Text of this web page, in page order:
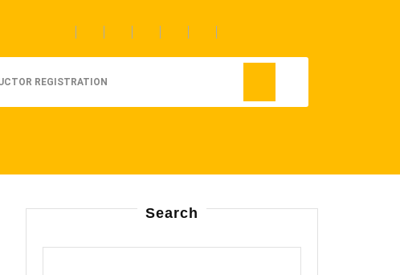
REGISTRATION
Search